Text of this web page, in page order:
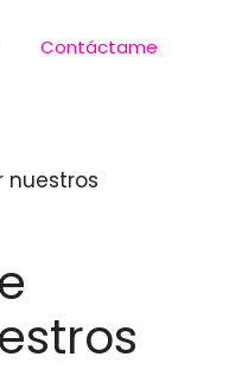
Contáctame
nuestros